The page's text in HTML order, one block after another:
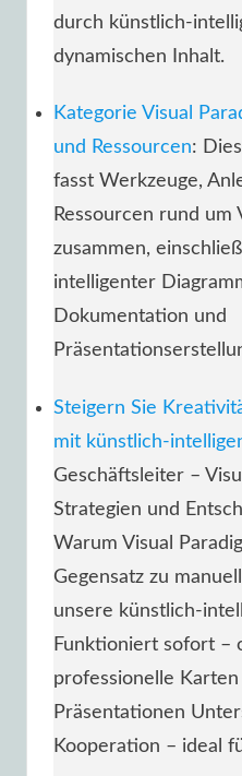
durch künstlich-
dynamischen Inhalt.
Kategorie Visual
und Ressourcen:
fasst Werkzeuge,
Ressourcen rund um
zusammen,
intelligenter
Dokumentation und
Steigern Sie
mit künstlich-
Geschäftsleiter –
Strategien und
Warum Visual
Gegensatz zu
unsere künstlich-
Funktioniert sofort –
professionelle
Präsentationen
Kooperation – ideal